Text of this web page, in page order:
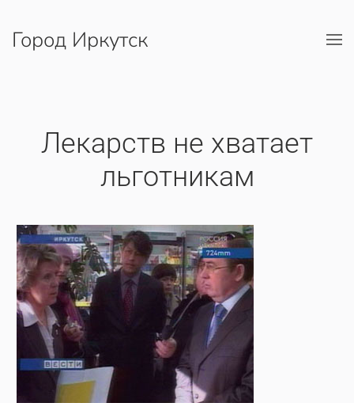
Перейти к содержимому
Город Иркутск
Лекарств не хватает
льготникам